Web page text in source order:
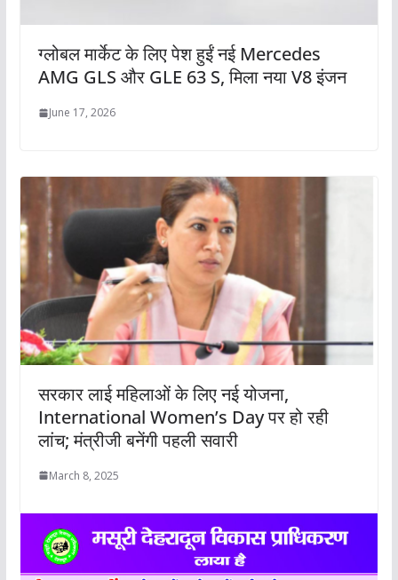
ग्लोबल मार्केट के लिए पेश हुईं नई Mercedes
AMG GLS और GLE 63 S, मिला नया V8 इंजन
June 17, 2026
सरकार लाई महिलाओं के लिए नई योजना,
International Women’s Day पर हो रही
लांच; मंत्रीजी बनेंगी पहली सवारी
March 8, 2025